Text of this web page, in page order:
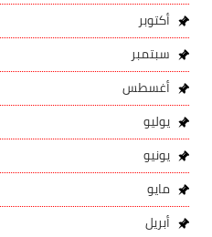
أكتوبر
سبتمبر
أغسطس
يوليو
يونيو
مايو
أبريل